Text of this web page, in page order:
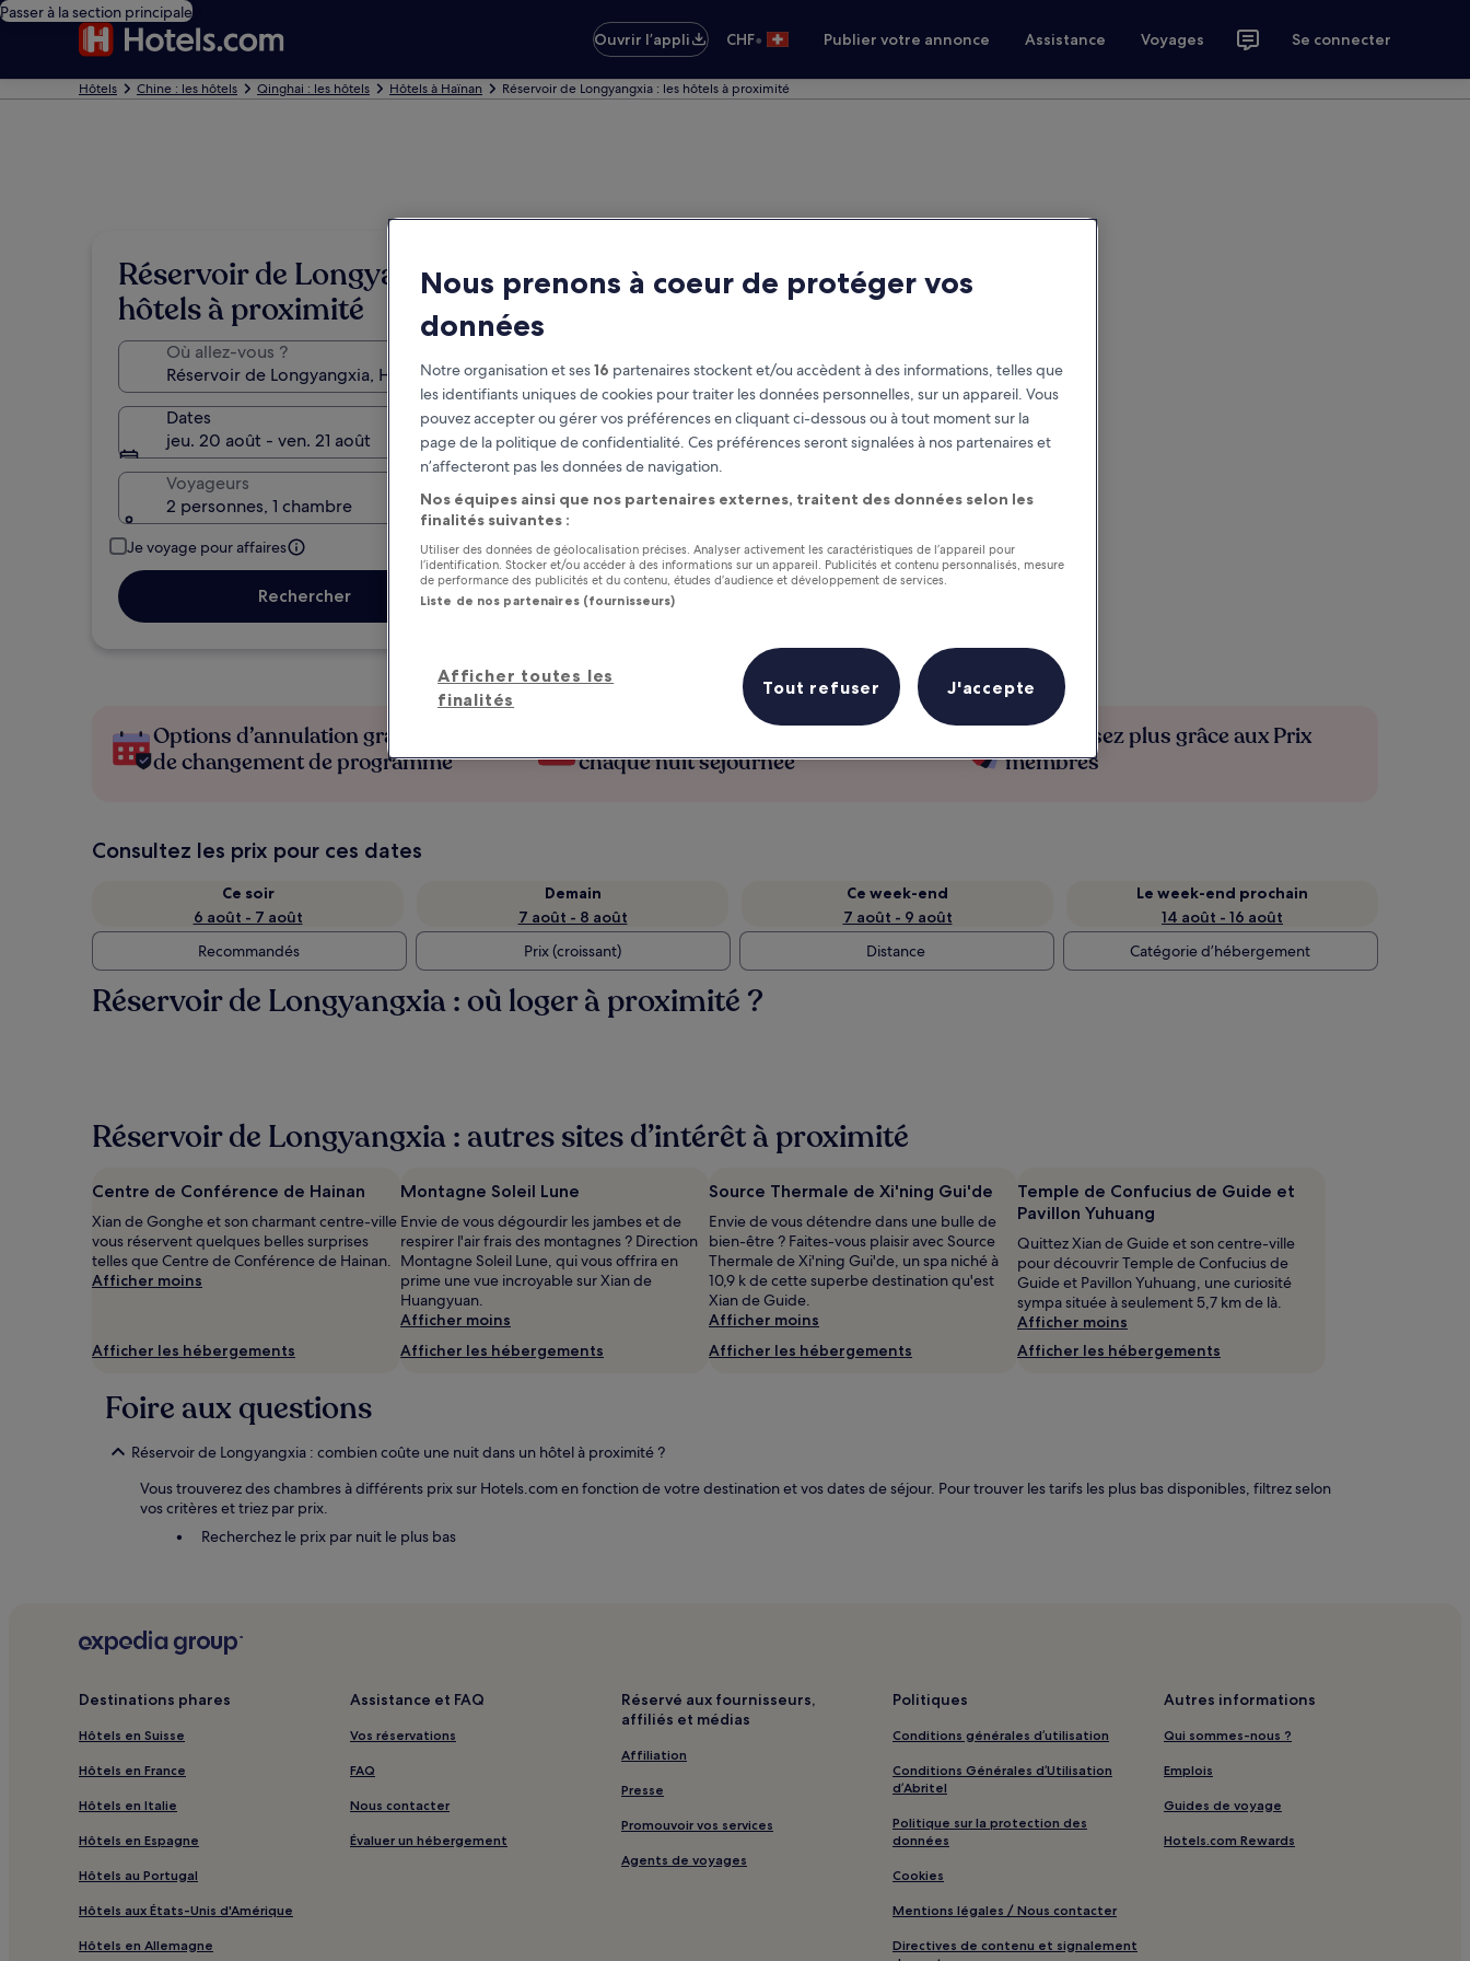
Passer à la section principale
Ouvrir l’appli
CHF• Publier votre annonce Assistance Voyages Se connecter
Hôtels Chine : les hôtels Qinghai : les hôtels Hôtels à Haïnan Réservoir de Longyangxia : les hôtels à proximité
Réservoir de Longyangxia :
hôtels à proximité
Où allez-vous ?
Dates
jeu. 20 août - ven. 21 août
Voyageurs
2 personnes, 1 chambre
Je voyage pour affaires
Rechercher
Options d’annulation gratuite en cas
de changement de programme
chaque nuit séjournée
Économisez plus grâce aux Prix
membres
Consultez les prix pour ces dates
Ce soir
6 août - 7 août
Demain
7 août - 8 août
Ce week-end
7 août - 9 août
Le week-end prochain
14 août - 16 août
Recommandés
Prix (croissant) Distance Catégorie d’hébergement
Réservoir de Longyangxia : où loger à proximité ?
Réservoir de Longyangxia : autres sites d’intérêt à proximité
Centre de Conférence de Hainan
Xian de Gonghe et son charmant centre-ville
vous réservent quelques belles surprises
telles que Centre de Conférence de Hainan.
Afficher moins
Afficher les hébergements
Montagne Soleil Lune
Envie de vous dégourdir les jambes et de
respirer l'air frais des montagnes ? Direction
Montagne Soleil Lune, qui vous offrira en
prime une vue incroyable sur Xian de
Huangyuan.
Afficher moins
Afficher les hébergements
Source Thermale de Xi'ning Gui'de
Envie de vous détendre dans une bulle de
bien-être ? Faites-vous plaisir avec Source
Thermale de Xi'ning Gui'de, un spa niché à
10,9 k de cette superbe destination qu'est
Xian de Guide.
Afficher moins
Afficher les hébergements
Temple de Confucius de Guide et
Pavillon Yuhuang
Quittez Xian de Guide et son centre-ville
pour découvrir Temple de Confucius de
Guide et Pavillon Yuhuang, une curiosité
sympa située à seulement 5,7 km de là.
Afficher moins
Afficher les hébergements
Foire aux questions
Réservoir de Longyangxia : combien coûte une nuit dans un hôtel à proximité ?
Vous trouverez des chambres à différents prix sur Hotels.com en fonction de votre destination et vos dates de séjour. Pour trouver les tarifs les plus bas disponibles, filtrez selon
vos critères et triez par prix.
Recherchez le prix par nuit le plus bas
Destinations phares
Hôtels en Suisse
Hôtels en France
Hôtels en Italie
Hôtels en Espagne
Hôtels au Portugal
Hôtels aux États-Unis d'Amérique
Hôtels en Allemagne
Assistance et FAQ
Vos réservations
FAQ
Nous contacter
Évaluer un hébergement
Réservé aux fournisseurs,
affiliés et médias
Affiliation
Presse
Promouvoir vos services
Agents de voyages
Politiques
Conditions générales d’utilisation
Conditions Générales d’Utilisation
d’Abritel
Politique sur la protection des
données
Cookies
Mentions légales / Nous contacter
Directives de contenu et signalement
Autres informations
Qui sommes-nous ?
Emplois
Guides de voyage
Hotels.com Rewards
Nous prenons à coeur de protéger vos
données
Notre organisation et ses16 partenaires stockent et/ou accèdent à des informations, telles que
les identifiants uniques de cookies pour traiter les données personnelles, sur un appareil. Vous
pouvez accepter ou gérer vos préférences en cliquant ci-dessous ou à tout moment sur la
page de la politique de confidentialité. Ces préférences seront signalées à nos partenaires et
n’affecteront pas les données de navigation.
Nos équipes ainsi que nos partenaires externes, traitent des données selon les
finalités suivantes :
Utiliser des données de géolocalisation précises. Analyser activement les caractéristiques de l’appareil pour
l’identification. Stocker et/ou accéder à des informations sur un appareil. Publicités et contenu personnalisés, mesure
de performance des publicités et du contenu, études d’audience et développement de services.
Liste de nos partenaires (fournisseurs)
Afficher toutes les
finalités
Tout refuser J'accepte